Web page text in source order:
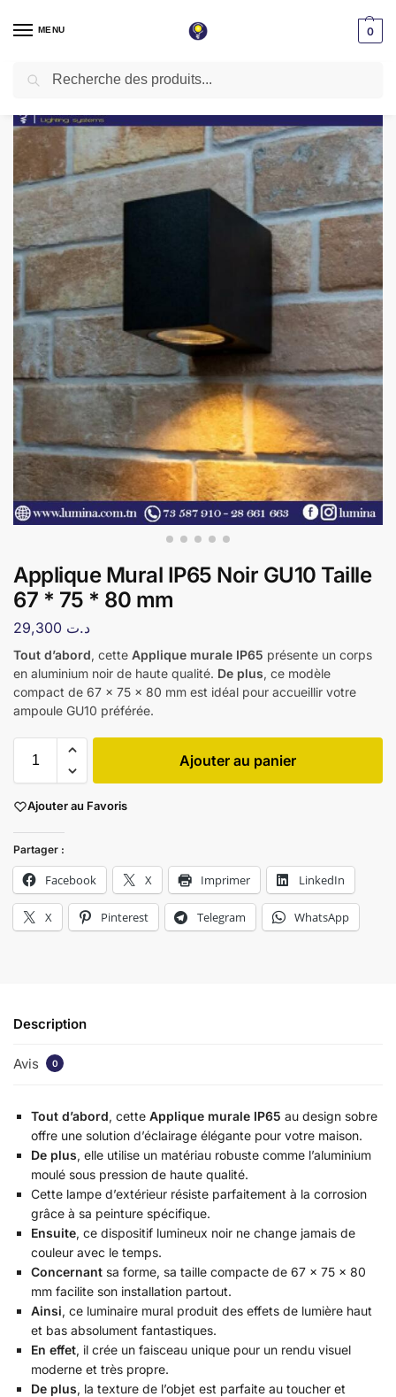
MENU 0
Accueil / Applique LED / Applique extérieur étanche
Applique Mural IP65 Noir GU10 Taille
67 * 75 * 80 mm
د.ت
Tout d’abord, cette Applique murale IP65 présente un corps
en aluminium noir de haute qualité. De plus, ce modèle
compact de 67 x 75 x 80 mm est idéal pour accueillir votre
ampoule GU10 préférée.
Ajouter au panier
Ajouter au Favoris
Partager :
Facebook X Imprimer LinkedIn
X Pinterest Telegram WhatsApp
Description
Avis 0
Tout d’abord, cette Applique murale IP65 au design sobre
offre une solution d’éclairage élégante pour votre maison.
De plus, elle utilise un matériau robuste comme l’aluminium
moulé sous pression de haute qualité.
Cette lampe d’extérieur résiste parfaitement à la corrosion
grâce à sa peinture spécifique.
Ensuite, ce dispositif lumineux noir ne change jamais de
couleur avec le temps.
Concernant sa forme, sa taille compacte de 67 x 75 x 80
mm facilite son installation partout.
Ainsi, ce luminaire mural produit des effets de lumière haut
et bas absolument fantastiques.
En effet, il crée un faisceau unique pour un rendu visuel
moderne et très propre.
De plus, la texture de l’objet est parfaite au toucher et